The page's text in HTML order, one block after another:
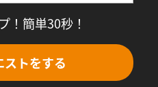
！簡単30秒！
トをする